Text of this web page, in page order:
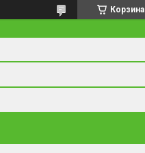
Корзина